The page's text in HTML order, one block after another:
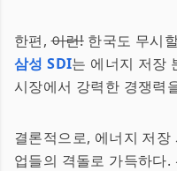
한편,이런!한국도 무시
삼성 SDI는 에너지 저장
시장에서 강력한 경쟁력
결론적으로, 에너지 저
업들의 격돌로 가득하다.